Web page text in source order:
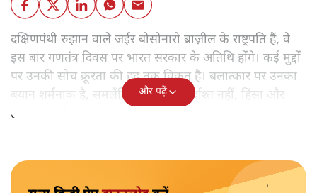
दक्षिणपंथी रुझान वाले जईर बोसोनारो ब्राज़ील के राष्ट्रपति हैं, वे
इस बार गणतंत्र दिवस पर भारत सरकार के अतिथि होंगे। कई मुद्दों
पर उनकी सोच क्रूरता की हद तक विकृत है। बलात्कार पर उनका
बयान शर्मनाक है, समलैंगिक लोग उन्हें बर्दाश्त नहीं, हिंसा और
हत्याएं उनकी 'रूल-बुक' में हैं।
और पढ़ें